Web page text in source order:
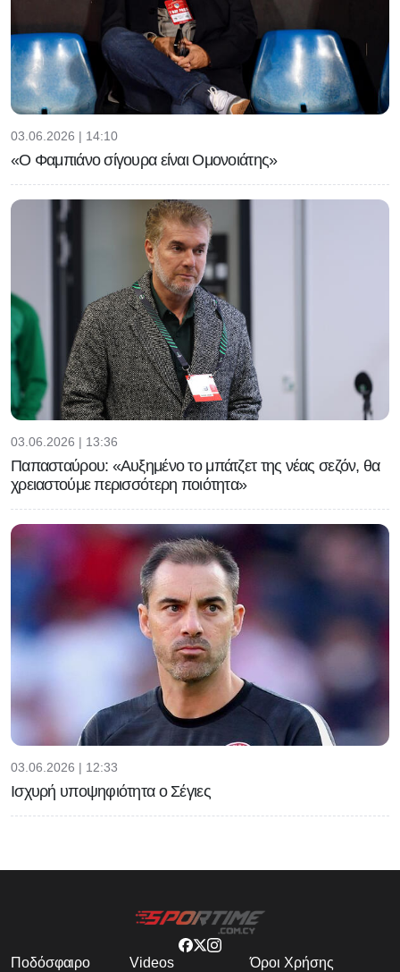
03.06.2026 | 14:10
«Ο Φαμπιάνο σίγουρα είναι Ομονοιάτης»
03.06.2026 | 13:36
Παπασταύρου: «Αυξημένο το μπάτζετ της νέας σεζόν, θα
χρειαστούμε περισσότερη ποιότητα»
03.06.2026 | 12:33
Ισχυρή υποψηφιότητα ο Σέγιες
Ποδόσφαιρο Videos Όροι Χρήσης